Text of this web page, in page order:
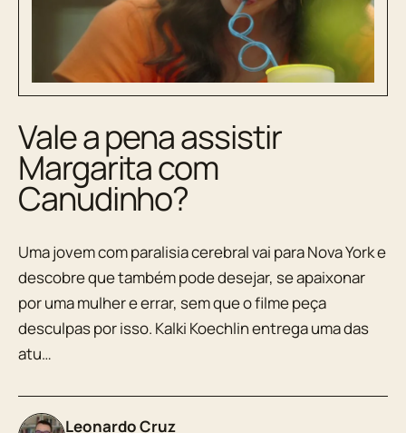
Vale a pena assistir
Margarita com
Canudinho?
Uma jovem com paralisia cerebral vai para Nova York e
descobre que também pode desejar, se apaixonar
por uma mulher e errar, sem que o filme peça
desculpas por isso. Kalki Koechlin entrega uma das
atu…
Leonardo Cruz